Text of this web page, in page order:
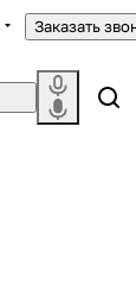
Заказать